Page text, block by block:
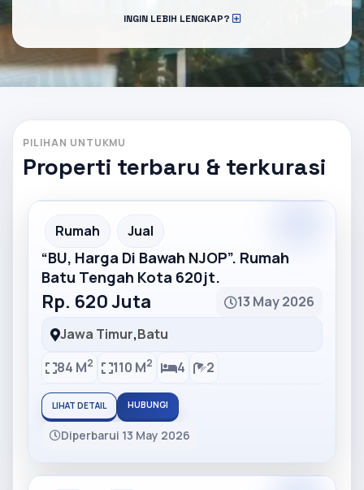
INGIN LEBIH LENGKAP?
PILIHAN UNTUKMU
Properti terbaru & terkurasi
Partner Ad
Rumah Jual
“BU, Harga Di Bawah NJOP”. Rumah
Batu Tengah Kota 620jt.
Rp. 620 Juta
13 May 2026
Jawa Timur,Batu
84 M2 110 M2 4 2
LIHAT DETAIL HUBUNGI
Diperbarui 13 May 2026